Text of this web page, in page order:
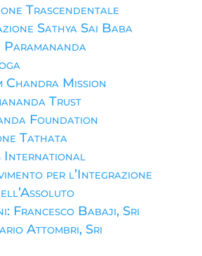
Trascendentale
Sathya Sai Baba
Paramananda
Chandra Mission
Trust
Foundation
Tathata
International
per l’Integrazione
Francesco Babaji, Sri
Attombri, Sri